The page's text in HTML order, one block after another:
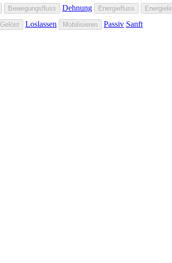
Bewegungsfluss Dehnung Energiefluss
Gelöst Loslassen Mobilisieren Passiv Sanft